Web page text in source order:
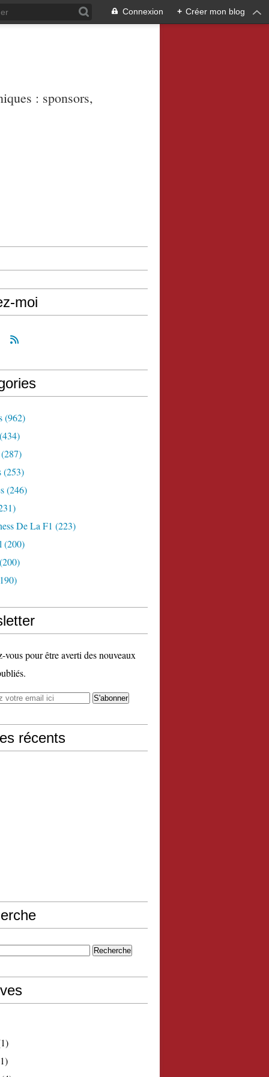
Connexion + Créer mon blog
: sponsors,
moi
(962)
(253)
(246)
De La F1 (223)
(200)
vous pour être averti des nouveaux
récents